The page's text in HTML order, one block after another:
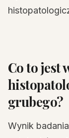
Co to jest
grubego?
Wynik